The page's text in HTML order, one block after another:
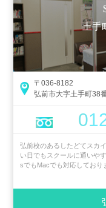
土手
〒036-8182
弘前市大字土手町38
弘前校のあるしたどてスカ
い日でもスクールに通いや
sでもMacでも対応しており